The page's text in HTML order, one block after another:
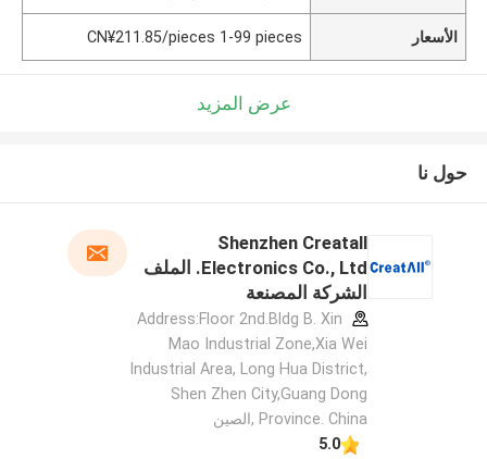
الأسعار CN¥211.85/pieces 1-99 pieces
عرض المزيد
حول نا
Shenzhen Creatall
Electronics Co., Ltd. الملف
الشركة المصنعة
Address:Floor 2nd.Bldg B. Xin
Mao Industrial Zone,Xia Wei
Industrial Area, Long Hua District,
Shen Zhen City,Guang Dong
Province. China ,الصين
5.0